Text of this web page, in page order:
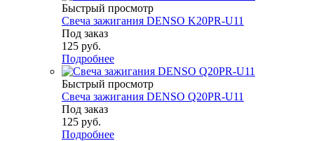
Быстрый просмотр
Свеча зажигания DENSO K20PR-U11
Под заказ
125 руб.
Подробнее
Быстрый просмотр
Свеча зажигания DENSO Q20PR-U11
Под заказ
125 руб.
Подробнее